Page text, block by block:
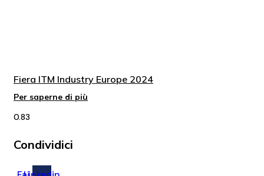
Fiera ITM Industry Europe 2024
Per saperne di più
Condividici